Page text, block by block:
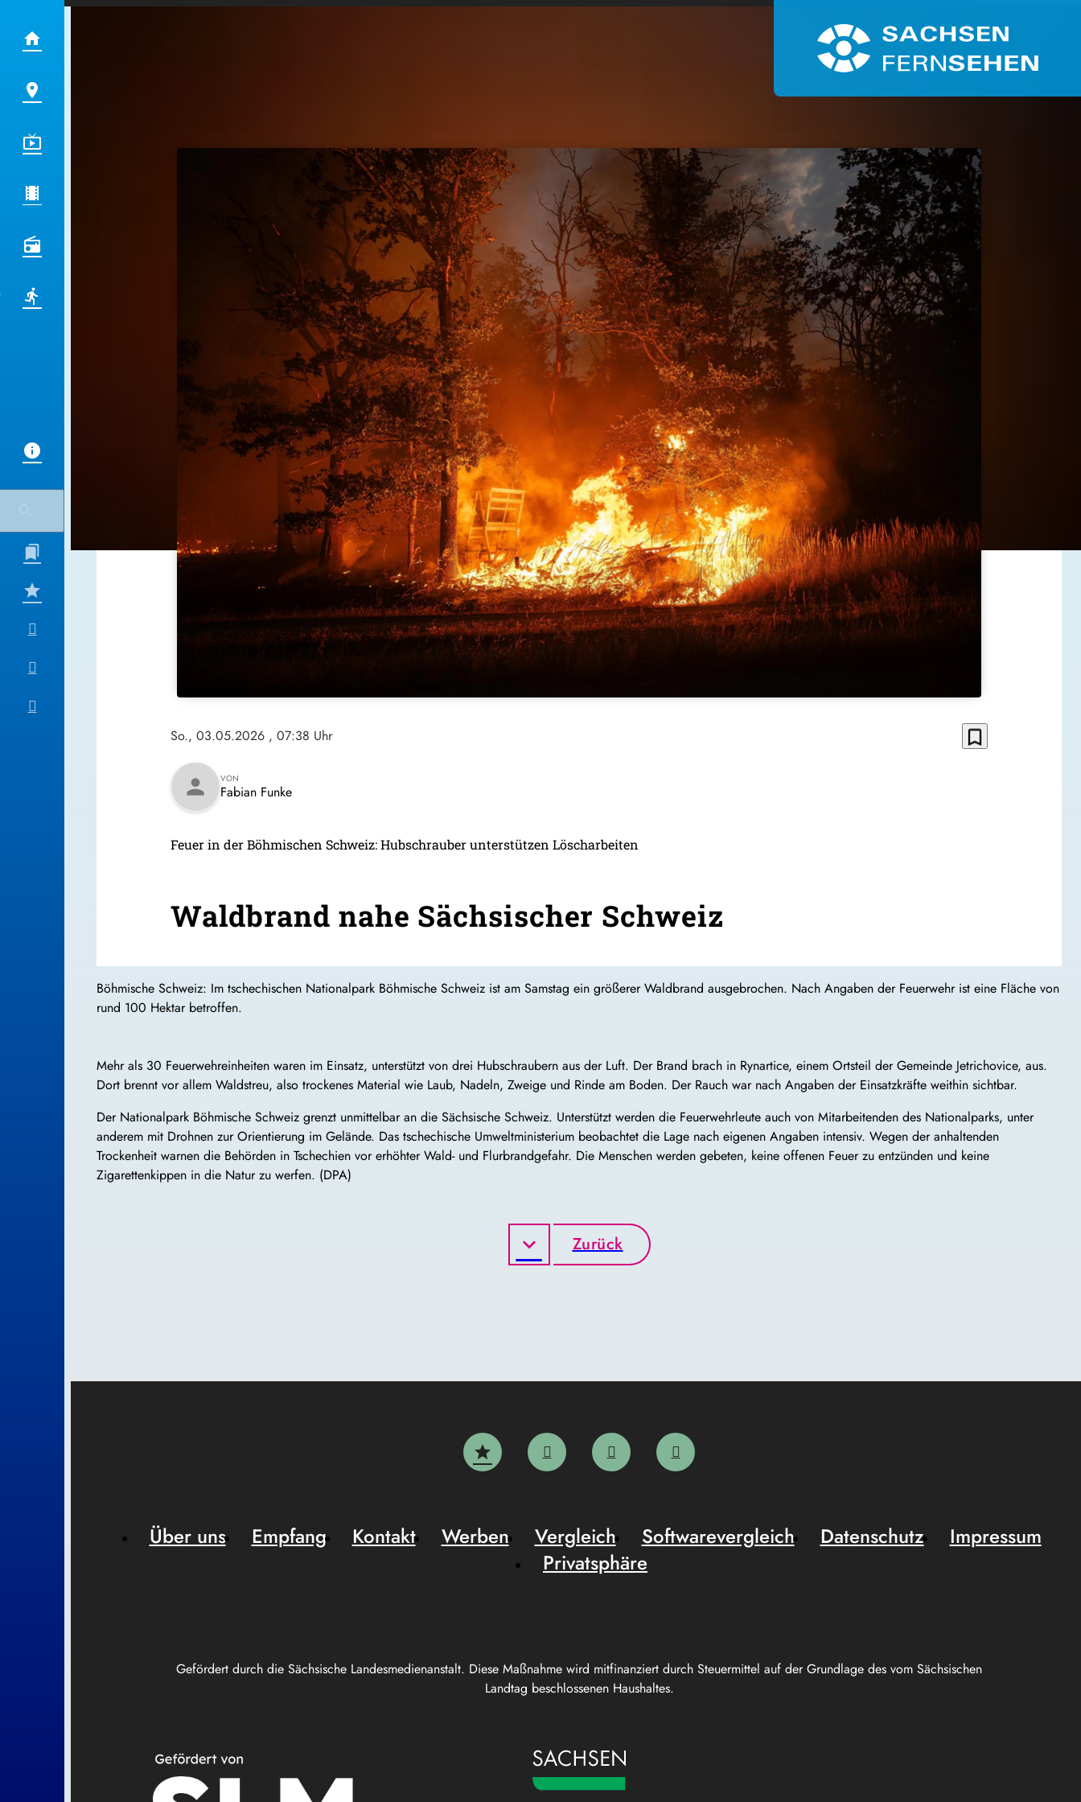
So., 03.05.2026 , 07:38 Uhr bookmark_border
person VON
Fabian Funke
Feuer in der Böhmischen Schweiz: Hubschrauber unterstützen Löscharbeiten
Waldbrand nahe Sächsischer Schweiz
Böhmische Schweiz: Im tschechischen Nationalpark Böhmische Schweiz ist am Samstag ein größerer Waldbrand ausgebrochen. Nach Angaben der Feuerwehr ist eine Fläche von
rund 100 Hektar betroffen.
Mehr als 30 Feuerwehreinheiten waren im Einsatz, unterstützt von drei Hubschraubern aus der Luft. Der Brand brach in Rynartice, einem Ortsteil der Gemeinde Jetrichovice, aus.
Dort brennt vor allem Waldstreu, also trockenes Material wie Laub, Nadeln, Zweige und Rinde am Boden. Der Rauch war nach Angaben der Einsatzkräfte weithin sichtbar.
Der Nationalpark Böhmische Schweiz grenzt unmittelbar an die Sächsische Schweiz. Unterstützt werden die Feuerwehrleute auch von Mitarbeitenden des Nationalparks, unter
anderem mit Drohnen zur Orientierung im Gelände. Das tschechische Umweltministerium beobachtet die Lage nach eigenen Angaben intensiv. Wegen der anhaltenden
Trockenheit warnen die Behörden in Tschechien vor erhöhter Wald- und Flurbrandgefahr. Die Menschen werden gebeten, keine offenen Feuer zu entzünden und keine
Zigarettenkippen in die Natur zu werfen. (DPA)
Zurück
Gefördert durch die Sächsische Landesmedienanstalt. Diese Maßnahme wird mitfinanziert durch Steuermittel auf der Grundlage des vom Sächsischen
Landtag beschlossenen Haushaltes.
Über uns Empfang Kontakt Werben Vergleich Softwarevergleich Datenschutz
Impressum
Privatsphäre